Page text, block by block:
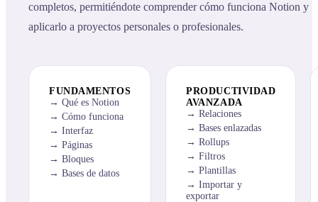
completos, permitiéndote comprender cómo funciona Notion y
aplicarlo a proyectos personales o profesionales.
FUNDAMENTOS
Qué es Notion
Cómo funciona
Interfaz
Páginas
Bloques
Bases de datos
PRODUCTIVIDAD
AVANZADA
Relaciones
Bases enlazadas
Rollups
Filtros
Plantillas
Importar y
exportar